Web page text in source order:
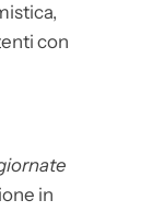
con
in